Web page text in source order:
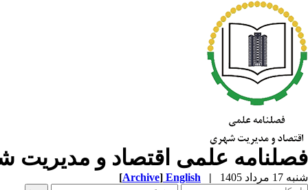
فصلنامه علمی اقتصاد و مدیریت
شنبه 17 مرداد 1405 |
English
[Archive]